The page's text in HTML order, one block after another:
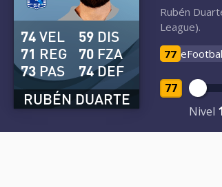
RUBÉN DUARTE
74VEL
71 REG
73 PAS
59 DIS
70 FZA
74DEF
Rubén
League).
77
77
Nivel